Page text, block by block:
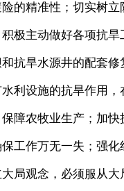
的精准性；切实树
极主动做好各项抗
抗旱水源井的配套
利设施的抗旱作用
障农牧业生产；加
工作万无一失；强
局观念，必须服从